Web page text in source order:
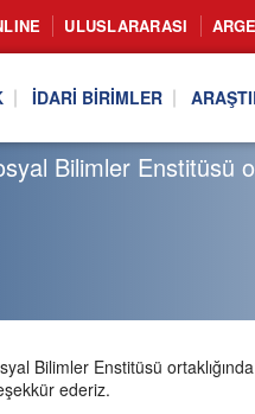
ULUSLARARASI
İDARI BIRIMLER
Bilimler Enstitüsü
Bilimler Enstitüsü
ederiz.